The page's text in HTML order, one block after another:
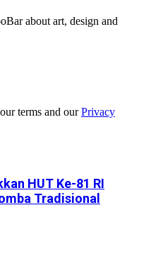
about art, design and
terms and ourPrivacy
HUT Ke-81 RI
Tradisional